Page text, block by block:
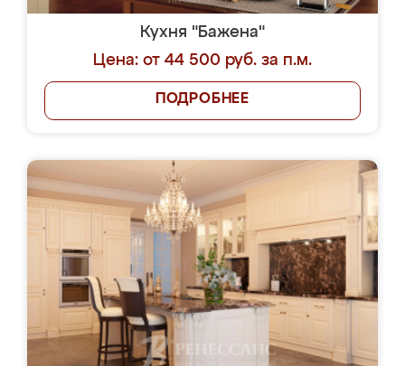
Кухня "Бажена"
Цена: от 44 500 руб. за п.м.
ПОДРОБНЕЕ